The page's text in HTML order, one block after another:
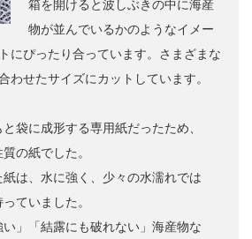
箱を開けると波しぶきの中に海産
物が並んでいるかのようなイメー
にぴったり合っています。さまざまな
わせたサイズにカットしています。
袋に成形する専用紙だったため、
の紙でした。
紙は、水に強く、少々の水濡れでは
ていました。
い」「結露にも破れない」海産物な